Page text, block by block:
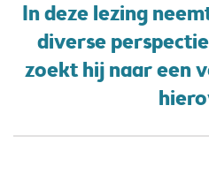
In deze lezing
diverse
zoekt hij naar een